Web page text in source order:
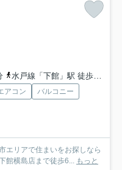
水戸線「下館」駅 徒歩29分
アコン
バルコニー
エリアで住まいをお探しなら
館横島店まで徒歩6...
もっと